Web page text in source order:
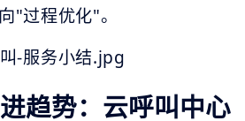
"过程优化"。
趋势：云呼叫中心